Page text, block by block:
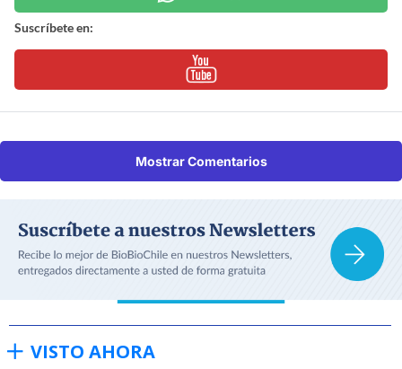
Suscríbete en:
Mostrar Comentarios
VISTO AHORA